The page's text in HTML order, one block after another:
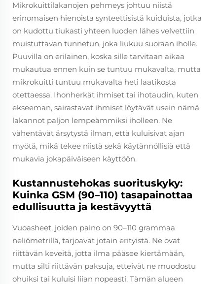
Mikrokuittilakanojen pehmeys johtuu niistä
erinomaisen hienoista synteettisistä kuiduista, jotka
on kudottu tiukasti yhteen luoden lähes velvettiin
muistuttavan tunnetun, joka liukuu suoraan iholle.
Puuvilla on erilainen, koska sille tarvitaan aikaa
mukautua ennen kuin se tuntuu mukavalta, mutta
mikrokuitti tuntuu mukavalta heti laatikosta
otettaessa. Ihonherkät ihmiset tai ihotaudin, kuten
ekseeman, sairastavat ihmiset löytävät usein nämä
lakannot paljon lempeämmiksi iholleen. Ne
vähentävät ärsytystä ilman, että kuluisivat ajan
myötä, mikä tekee niistä sekä käytännöllisiä että
mukavia jokapäiväiseen käyttöön.
Kustannustehokas suorituskyky:
Kuinka GSM (90–110) tasapainottaa
edullisuutta ja kestävyyttä
Vuoasheet, joiden paino on 90–110 grammaa
neliömetrillä, tarjoavat jotain erityistä. Ne ovat
riittävän keveitä, jotta ilma pääsee kiertämään,
mutta silti riittävän paksuja, etteivät ne muodostu
ohuiksi tai kuluisi liian nopeasti. Tämän alueen